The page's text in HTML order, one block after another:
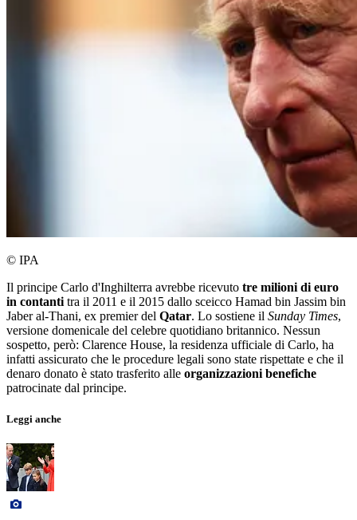
© IPA
Il principe Carlo d'Inghilterra avrebbe ricevuto tre milioni di euro
in contanti tra il 2011 e il 2015 dallo sceicco Hamad bin Jassim bin
Jaber al-Thani, ex premier del Qatar. Lo sostiene il Sunday Times,
versione domenicale del celebre quotidiano britannico. Nessun
sospetto, però: Clarence House, la residenza ufficiale di Carlo, ha
infatti assicurato che le procedure legali sono state rispettate e che il
denaro donato è stato trasferito alle organizzazioni benefiche
patrocinate dal principe.
Leggi anche